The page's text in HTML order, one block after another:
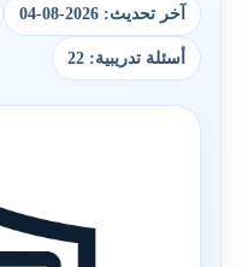
آخر تحديث: 2026-08-04
أسئلة تدريبية: 22